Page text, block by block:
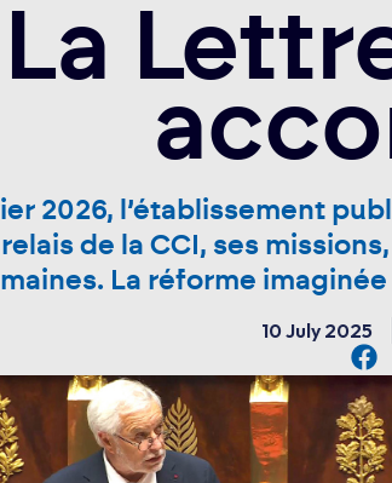
La
2026, l’établissement
de la CCI, ses
La réforme
10 July 2025